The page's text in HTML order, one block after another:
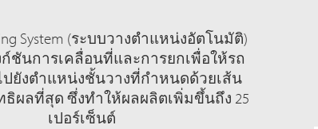
System (ระบบวางตำแหน่งอัตโนมัติ)
ชันการเคลื่อนที่และการยกเพื่อให้รถ
ปยังตำแหน่งชั้นวางที่กำหนดด้วยเส้น
ผลที่สุด ซึ่งทำให้ผลผลิตเพิ่มขึ้นถึง 25
เปอร์เซ็นต์